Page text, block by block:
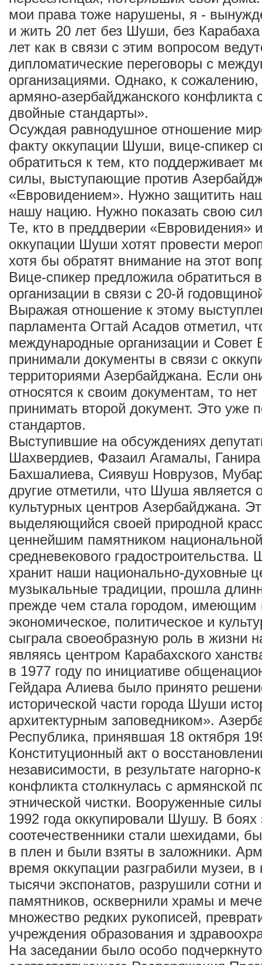
мои права тоже нарушены, я -
и жить 20 лет без Шуши, без
лет как в связи с этим вопросом
дипломатические переговоры с
организациями. Однако, к
армяно-азербайджанского конфликта
двойные стандарты».
Осуждая равнодушное отношение
факту оккупации Шуши, вице-спикер
обратиться к тем, кто поддерживает
силы, выступающие против
«Евровидением». Нужно защитить
нашу нацию. Нужно показать свою
Те, кто в преддверии «Евровидения»
оккупации Шуши хотят провести
хотя бы обратят внимание на этот
Вице-спикер предложила обратиться
организации в связи с 20-й
Выражая отношение к этому
парламента Огтай Асадов отметил,
международные организации и
принимали документы в связи с
территориями Азербайджана. Если
относятся к своим документам, то
принимать второй документ. Это уже
стандартов.
Выступившие на обсуждениях
Шахвердиев, Фазаил Агамалы,
Бахшалиева, Сиявуш Новрузов,
другие отметили, что Шуша является
культурных центров Азербайджана.
выделяющийся своей природной
ценнейшим памятником
средневекового градостроительства.
хранит наши национально-духовные
музыкальные традиции, прошла
прежде чем стала городом, имеющим
экономическое, политическое и
сыграла своеобразную роль в жизни
являясь центром Карабахского
в 1977 году по инициативе
Гейдара Алиева было принято
исторической части города Шуши
архитектурным заповедником».
Республика, принявшая 18 октября
Конституционный акт о
независимости, в результате нагорно-
конфликта столкнулась с армянской
этнической чистки. Вооруженные
1992 года оккупировали Шушу. В
соотечественники стали шехидами,
в плен и были взяты в заложники.
время оккупации разграбили музеи, в
тысячи экспонатов, разрушили сотни
памятников, осквернили храмы и
множество редких рукописей,
учреждения образования и
На заседании было особо